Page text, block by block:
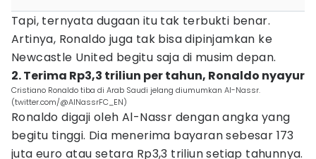
Tapi, ternyata dugaan itu tak terbukti benar.
Artinya, Ronaldo juga tak bisa dipinjamkan ke
Newcastle United begitu saja di musim depan.
2. Terima Rp3,3 triliun per tahun, Ronaldo nyayur
Cristiano Ronaldo tiba di Arab Saudi jelang diumumkan Al-Nassr.
(twitter.com/@AlNassrFC_EN)
Ronaldo digaji oleh Al-Nassr dengan angka yang
begitu tinggi. Dia menerima bayaran sebesar 173
juta euro atau setara Rp3,3 triliun setiap tahunnya.